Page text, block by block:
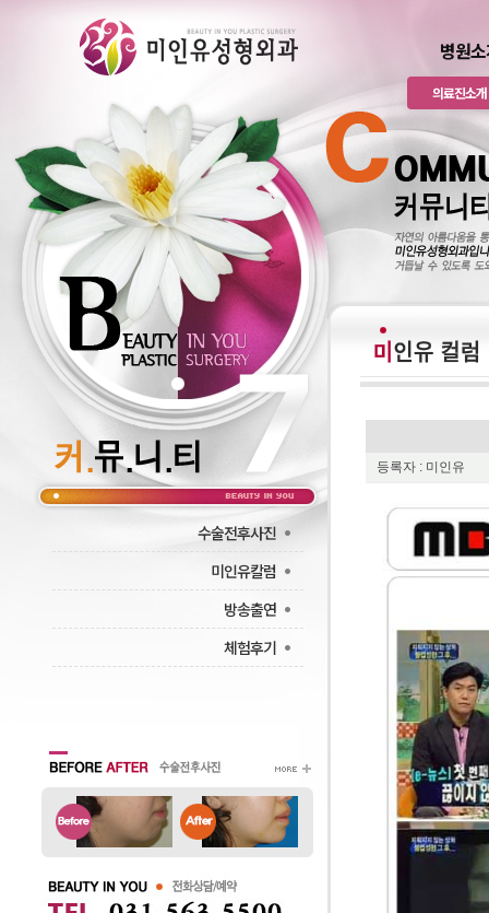
병원
의료진소개
수술전후사진 ·
미인유칼럼 ·
방송출연 ·
체험후기 ·
등록자 : 미인유